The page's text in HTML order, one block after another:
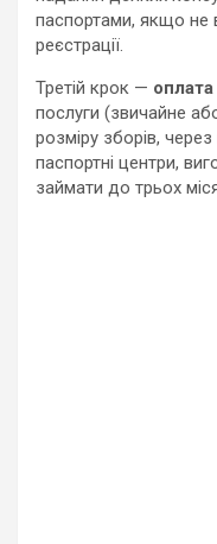
паспортами, якщо не
реєстрації.
Третій крок — оплата
послуги (звичайне
розміру зборів,
паспортні центри,
займати до трьох